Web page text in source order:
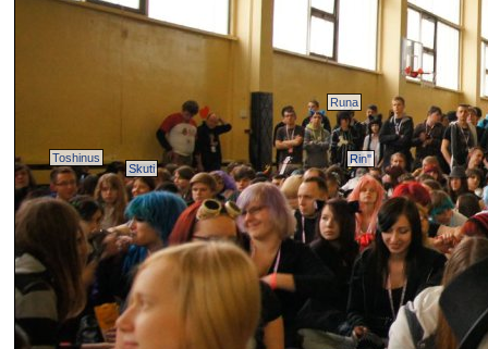
Rin''
Runa
Skuti
Toshinus